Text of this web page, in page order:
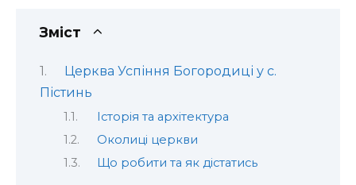
Зміст
Церква Успіння Богородиці у с.
Пістинь
Історія та архітектура
Околиці церкви
Що робити та як дістатись